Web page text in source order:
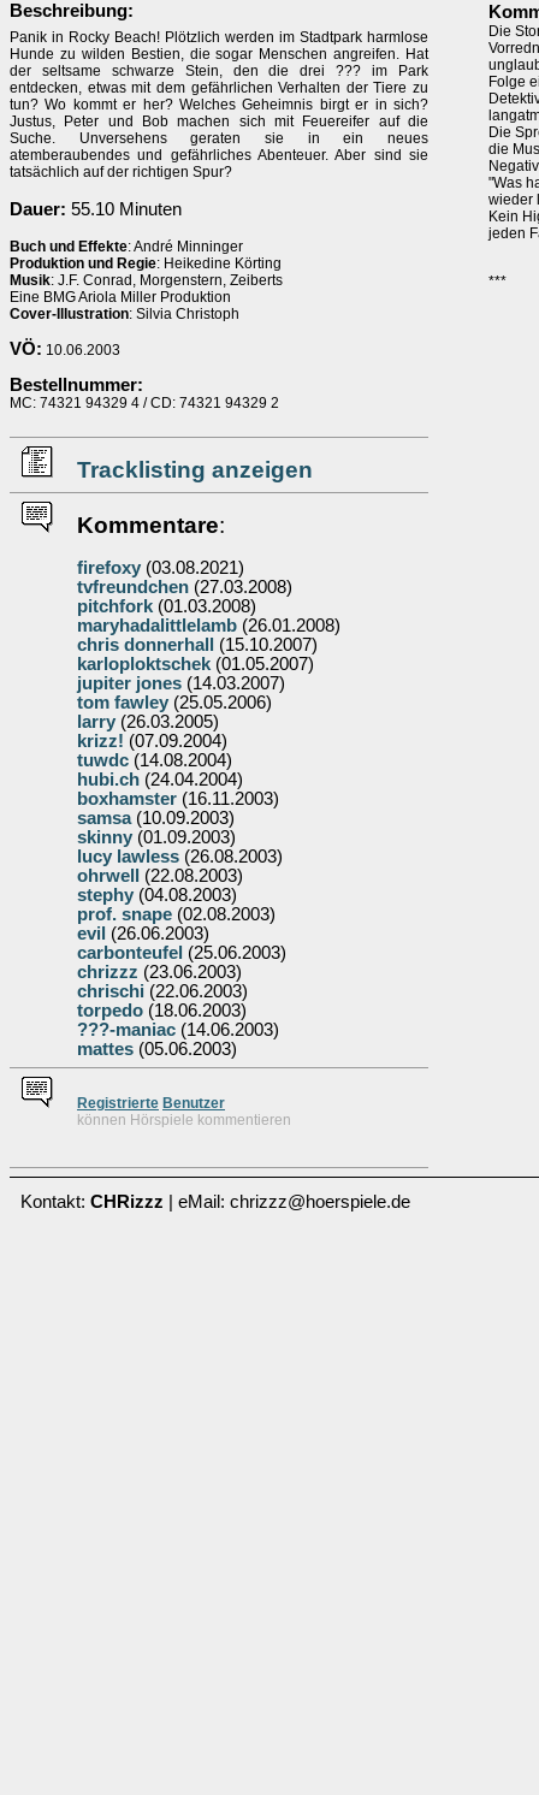
Beschreibung:
Panik in Rocky Beach! Plötzlich werden im Stadtpark harmlose
Hunde zu wilden Bestien, die sogar Menschen angreifen. Hat
der seltsame schwarze Stein, den die drei ??? im Park
entdecken, etwas mit dem gefährlichen Verhalten der Tiere zu
tun? Wo kommt er her? Welches Geheimnis birgt er in sich?
Justus, Peter und Bob machen sich mit Feuereifer auf die
Suche. Unversehens geraten sie in ein neues
atemberaubendes und gefährliches Abenteuer. Aber sind sie
tatsächlich auf der richtigen Spur?
Dauer: 55.10 Minuten
Buch und Effekte: André Minninger
Produktion und Regie: Heikedine Körting
Musik: J.F. Conrad, Morgenstern, Zeiberts
Eine BMG Ariola Miller Produktion
Cover-Illustration: Silvia Christoph
VÖ: 10.06.2003
Bestellnummer:
MC: 74321 94329 4 / CD: 74321 94329 2
Tracklisting anzeigen
Kommentare:
firefoxy (03.08.2021)
tvfreundchen (27.03.2008)
pitchfork (01.03.2008)
maryhadalittlelamb (26.01.2008)
chris donnerhall
(15.10.2007)
karloploktschek (01.05.2007)
jupiter jones (14.03.2007)
tom fawley (25.05.2006)
larry (26.03.2005)
krizz! (07.09.2004)
tuwdc (14.08.2004)
hubi.ch (24.04.2004)
boxhamster (16.11.2003)
samsa(10.09.2003)
skinny (01.09.2003)
lucy lawless (26.08.2003)
ohrwell
(22.08.2003)
stephy (04.08.2003)
prof. snape (02.08.2003)
evil (26.06.2003)
carbonteufel (25.06.2003)
chrizzz (23.06.2003)
chrischi (22.06.2003)
torpedo (18.06.2003)
???-maniac (14.06.2003)
mattes (05.06.2003)
Registrierte Benutzer
können Hörspiele kommentieren
Die
Folge
Die
die
"Was
wieder
Kein
jeden
***
Kontakt: CHRizzz | eMail: chrizzz@hoerspiele.de